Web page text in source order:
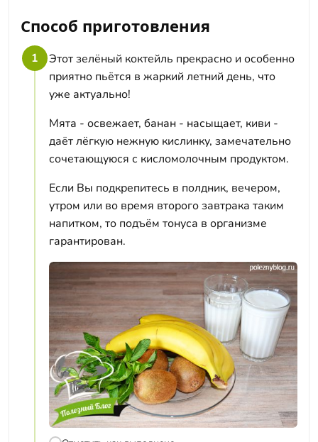
Способ приготовления
1
Этот зелёный коктейль прекрасно и особенно
приятно пьётся в жаркий летний день, что
уже актуально!
Мята - освежает, банан - насыщает, киви -
даёт лёгкую нежную кислинку, замечательно
сочетающуюся с кисломолочным продуктом.
Если Вы подкрепитесь в полдник, вечером,
утром или во время второго завтрака таким
напитком, то подъём тонуса в организме
гарантирован.